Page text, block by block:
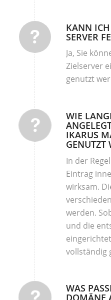
KANN
SERVER
Ja, Sie
Zielserver
genutzt
WIE
IKARUS
GENUTZT
In der
Eintrag
wirksam.
werden.
und die
vollständig
WAS
DOMÄNE